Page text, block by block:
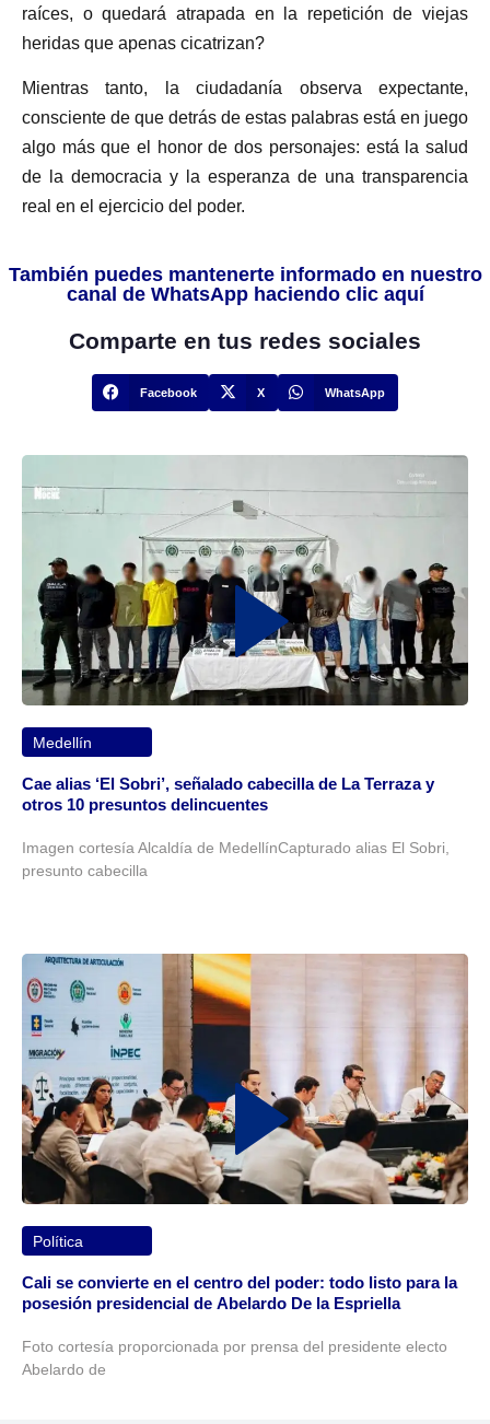
raíces, o quedará atrapada en la repetición de viejas
heridas que apenas cicatrizan?
Mientras tanto, la ciudadanía observa expectante,
consciente de que detrás de estas palabras está en juego
algo más que el honor de dos personajes: está la salud
de la democracia y la esperanza de una transparencia
real en el ejercicio del poder.
También puedes mantenerte informado en nuestro
canal de WhatsApp haciendo clic aquí
Comparte en tus redes sociales
Facebook X WhatsApp
Medellín
Cae alias ‘El Sobri’, señalado cabecilla de La Terraza y
otros 10 presuntos delincuentes
Imagen cortesía Alcaldía de MedellínCapturado alias El Sobri,
presunto cabecilla
Política
Cali se convierte en el centro del poder: todo listo para la
posesión presidencial de Abelardo De la Espriella
Foto cortesía proporcionada por prensa del presidente electo
Abelardo de